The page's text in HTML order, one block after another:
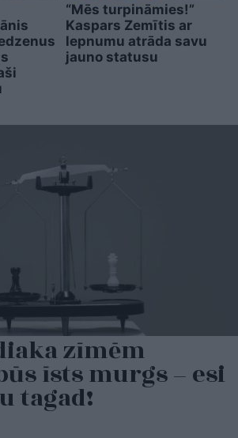
“Mēs turpināmies!”
Kaspars Zemītis ar
lepnumu atrāda savu
jauno statusu
zīmēm
īsts murgs – esi
tagad!